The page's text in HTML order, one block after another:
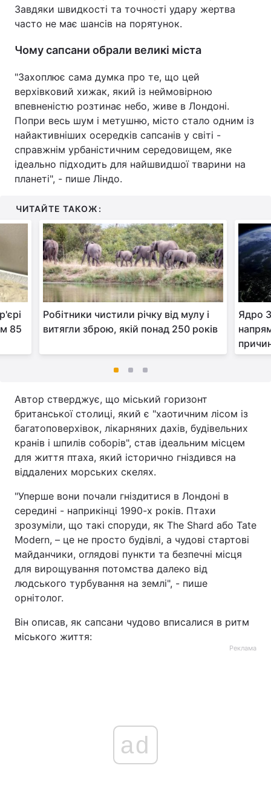
Завдяки швидкості та точності удару жертва
часто не має шансів на порятунок.
Чому сапсани обрали великі міста
"Захоплює сама думка про те, що цей
верхівковий хижак, який із неймовірною
впевненістю розтинає небо, живе в Лондоні.
Попри весь шум і метушню, місто стало одним із
найактивніших осередків сапсанів у світі -
справжнім урбаністичним середовищем, яке
ідеально підходить для найшвидшої тварини на
планеті", - пише Ліндо.
ЧИТАЙТЕ ТАКОЖ:
85
Робітники чистили річку від мулу і
витягли зброю, якій понад 250 років
Ядро
Автор стверджує, що міський горизонт
британської столиці, який є "хаотичним лісом із
багатоповерхівок, лікарняних дахів, будівельних
кранів і шпилів соборів", став ідеальним місцем
для життя птаха, який історично гніздився на
віддалених морських скелях.
"Уперше вони почали гніздитися в Лондоні в
середині - наприкінці 1990-х років. Птахи
зрозуміли, що такі споруди, як The Shard або Tate
Modern, – це не просто будівлі, а чудові стартові
майданчики, оглядові пункти та безпечні місця
для вирощування потомства далеко від
людського турбування на землі", - пише
орнітолог.
Він описав, як сапсани чудово вписалися в ритм
міського життя:
Реклама
ad